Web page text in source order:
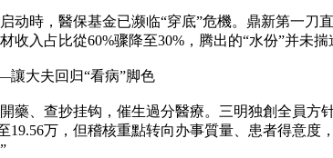
动時，醫保基金已濒临“穿底”危機。鼎新第一刀
收入占比從60%骤降至30%，腾出的“水份”并未
大夫回归“看病”脚色
藥、查抄挂钩，催生過分醫療。三明独創全員方
19.56万，但稽核重點转向办事質量、患者得意